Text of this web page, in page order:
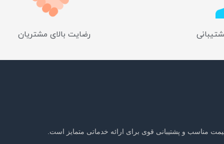
رضایت بالای مشتریان
مناسب و پشتیبانی قوی برای ارائه خدماتی متمایز است.